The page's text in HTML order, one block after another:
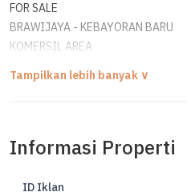
FOR SALE
BRAWIJAYA - KEBAYORAN BARU
KOMERSIL AREA
Cocok Untuk Kantor, Klinik,
Luas Tanah 1017 m²
Bangunan Secondary 2 Lantai
Informasi Properti
ID Iklan